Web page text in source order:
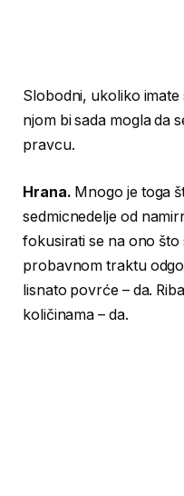
Slobodni, ukoliko
njom bi sada mogla da
pravcu.
Hrana. Mnogo je toga
sedmicnedelje od
fokusirati se na ono što
probavnom traktu
lisnato povrće – da.
količinama – da.